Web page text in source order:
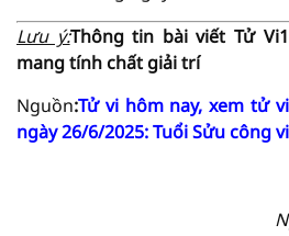
Lưu ý:Thông tin bài viếtTử Vi
mang tính chất giải trí
Nguồn:Tử vi hôm nay, xem tử
ngày 26/6/2025: Tuổi Sửu công